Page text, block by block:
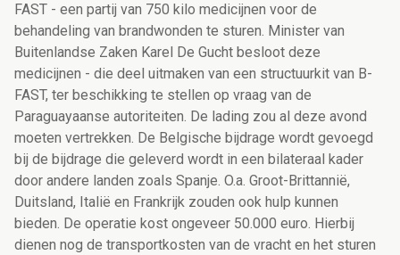
FAST - een partij van 750 kilo medicijnen voor de
behandeling van brandwonden te sturen. Minister van
Buitenlandse Zaken Karel De Gucht besloot deze
medicijnen - die deel uitmaken van een structuurkit van B-
FAST, ter beschikking te stellen op vraag van de
Paraguayaanse autoriteiten. De lading zou al deze avond
moeten vertrekken. De Belgische bijdrage wordt gevoegd
bij de bijdrage die geleverd wordt in een bilateraal kader
door andere landen zoals Spanje. O.a. Groot-Brittannië,
Duitsland, Italië en Frankrijk zouden ook hulp kunnen
bieden. De operatie kost ongeveer 50.000 euro. Hierbij
dienen nog de transportkosten van de vracht en het sturen